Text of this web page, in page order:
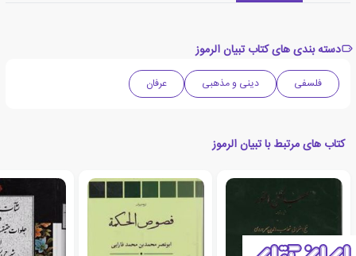
دسته بندی های کتاب تبیان الرموز
فلسفی دینی و مذهبی عرفان
کتاب های مرتبط با تبیان الرموز